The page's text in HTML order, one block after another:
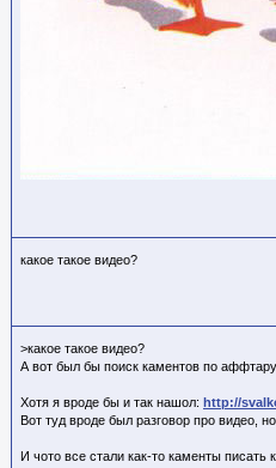
какое такое видео?
>какое такое видео?
А вот был бы поиск каментов по
Хотя я вроде бы и так нашол: http://
Вот туд вроде был разговор про видео,
И чото все стали как-то каменты писать